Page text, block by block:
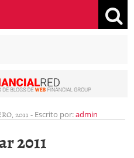
2011 - Escrito por:admin
2011